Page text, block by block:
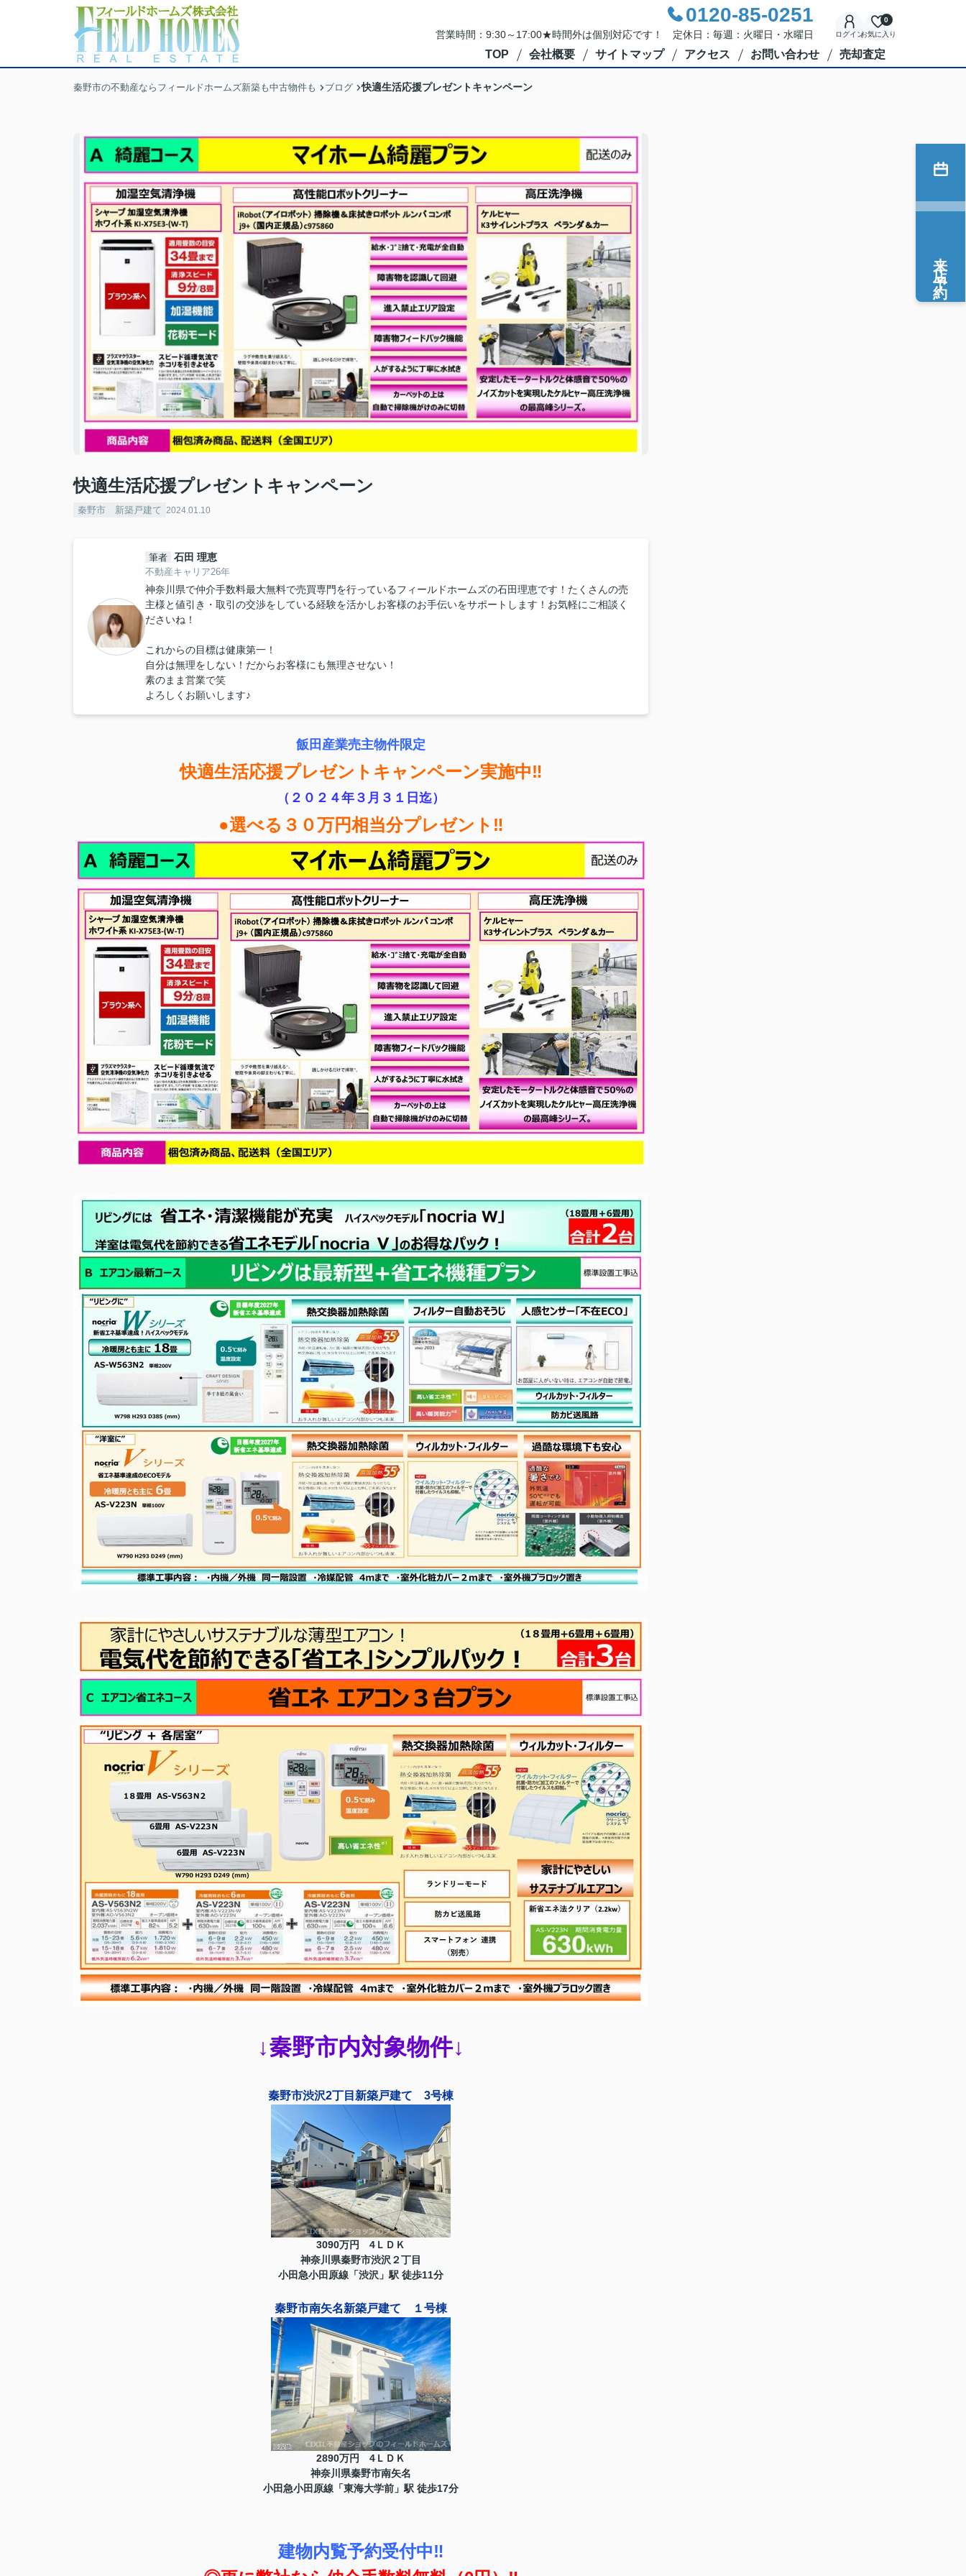
0120-85-0251
営業時間：9:30～17:00★時間外は個別対応です！ 定休日：毎週：火曜日・水曜日 ログインお気に入り
0
TOP 会社概要 サイトマップ アクセス お問い合わせ 売却査定
秦野市の不動産ならフィールドホームズ新築も中古物件も ブログ 快適生活応援プレゼントキャンペーン
快適生活応援プレゼントキャンペーン
秦野市 新築戸建て 2024.01.10
筆者 石田 理恵
不動産キャリア26年
神奈川県で仲介手数料最大無料で売買専門を行っているフィールドホームズの石田理恵です！たくさんの売
主様と値引き・取引の交渉をしている経験を活かしお客様のお手伝いをサポートします！お気軽にご相談く
ださいね！
これからの目標は健康第一！
自分は無理をしない！だからお客様にも無理させない！
素のまま営業で笑
よろしくお願いします♪
飯田産業売主物件限定
快適生活応援プレゼントキャンペーン実施中‼
（２０２４年３月３１日迄）
●選べる３０万円相当分プレゼント‼
↓秦野市内対象物件↓
秦野市渋沢2丁目新築戸建て 3号棟
3090万円 4ＬＤＫ
神奈川県秦野市渋沢２丁目
小田急小田原線「渋沢」駅 徒歩11分
秦野市南矢名新築戸建て １号棟
2890万円 4ＬＤＫ
神奈川県秦野市南矢名
小田急小田原線「東海大学前」駅 徒歩17分
建物内覧予約受付中‼
来店予約